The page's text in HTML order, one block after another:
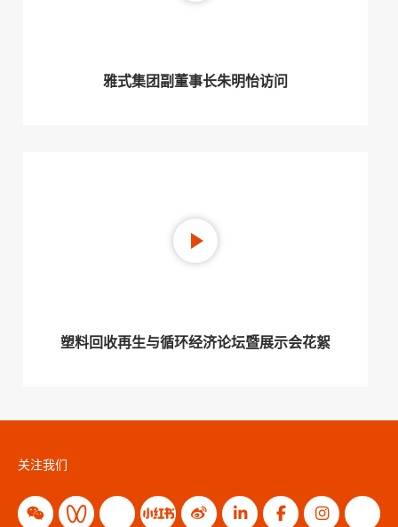
雅式集团副董事长朱明怡访问
塑料回收再生与循环经济论坛暨展示会花絮
关注我们